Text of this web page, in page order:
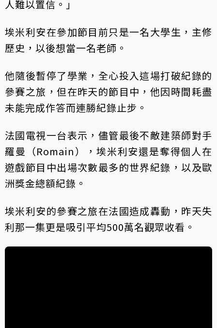
人難以置信。」
埃米利安在參加節目前只是一名大學生，主修
歷史，以後想當一名老師。
他隨後暫停了學業，全心投入這場打破紀錄的
參賽之旅，但在昨天的節目中，他因時間耗盡
未能完成作答而連勝紀錄止步。
法國電視一台表示，儘管最後不敵建築師對手
羅曼（Romain），埃米利安還是奪得個人在
遊戲節目中出場次數最多的世界紀錄，以及歐
洲獎金總額紀錄。
埃米利安的參賽之旅在法國造成轟動，昨天失
利那一集更是吸引平均500萬名觀眾收看。